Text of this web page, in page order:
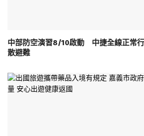
中部防空演習8/10啟動 中捷全線正常
散避難